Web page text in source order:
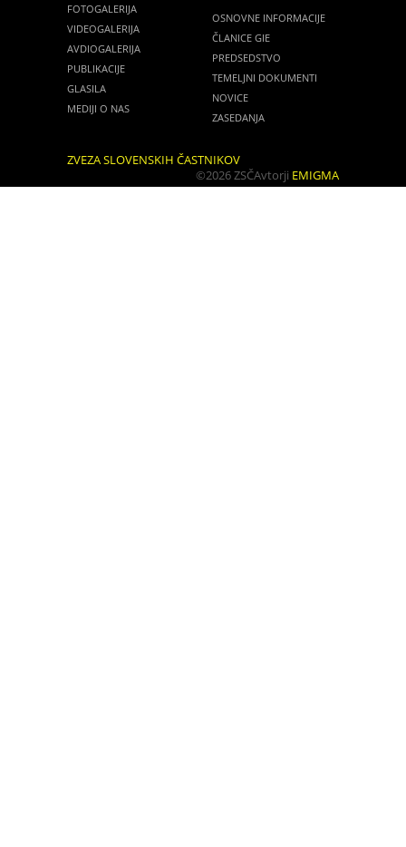
FOTOGALERIJA
VIDEOGALERIJA
AVDIOGALERIJA
PUBLIKACIJE
GLASILA
MEDIJI O NAS
OSNOVNE INFORMACIJE
ČLANICE GIE
PREDSEDSTVO
TEMELJNI DOKUMENTI
NOVICE
ZASEDANJA
ZVEZA SLOVENSKIH ČASTNIKOV
©2026 ZSČAvtorji EMIGMA